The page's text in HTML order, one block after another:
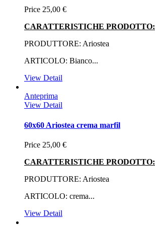
Price 25,00 €
CARATTERISTICHE PRODOTTO:
PRODUTTORE: Ariostea
ARTICOLO: Bianco...
View Detail
Anteprima
View Detail
60x60 Ariostea crema marfil
Price 25,00 €
CARATTERISTICHE PRODOTTO:
PRODUTTORE: Ariostea
ARTICOLO: crema...
View Detail